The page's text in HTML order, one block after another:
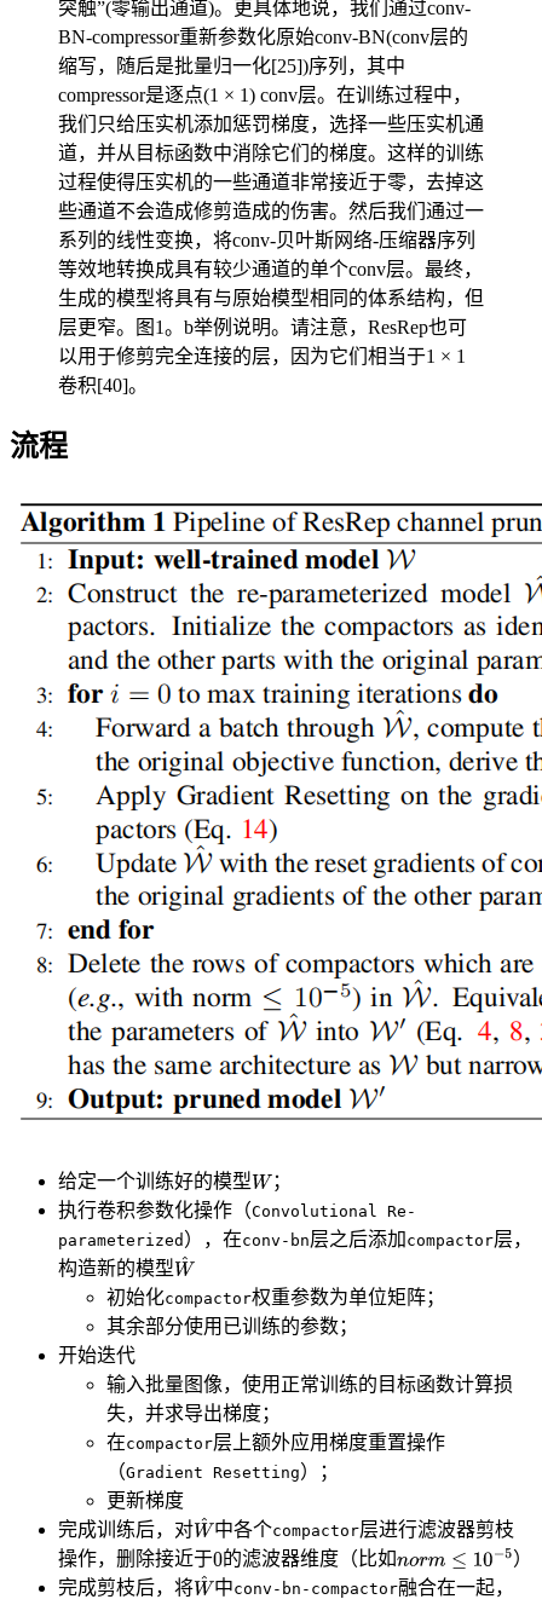
突触”(零输出通道)。更具体地说，我们通过conv-
BN-compressor重新参数化原始conv-BN(conv层的
缩写，随后是批量归一化[25])序列，其中
compressor是逐点(1 × 1) conv层。在训练过程中，
我们只给压实机添加惩罚梯度，选择一些压实机通
道，并从目标函数中消除它们的梯度。这样的训练
过程使得压实机的一些通道非常接近于零，去掉这
些通道不会造成修剪造成的伤害。然后我们通过一
系列的线性变换，将conv-贝叶斯网络-压缩器序列
等效地转换成具有较少通道的单个conv层。最终，
生成的模型将具有与原始模型相同的体系结构，但
层更窄。图1。b举例说明。请注意，ResRep也可
以用于修剪完全连接的层，因为它们相当于1 × 1
卷积[40]。
流程
给定一个训练好的模型
；
执行卷积参数化操作（Convolutional Re-
parameterized ），在conv-bn层之后添加 compactor层，
构造新的模型
初始化compactor权重参数为单位矩阵；
其余部分使用已训练的参数；
开始迭代
输入批量图像，使用正常训练的目标函数计算损
失，并求导出梯度；
在compactor层上额外应用梯度重置操作
（Gradient Resetting）；
更新梯度
完成训练后，对
中各个compactor层进行滤波器剪枝
操作，删除接近于 的滤波器维度（比如
）
完成剪枝后，将
中conv-bn-compactor融合在一起，